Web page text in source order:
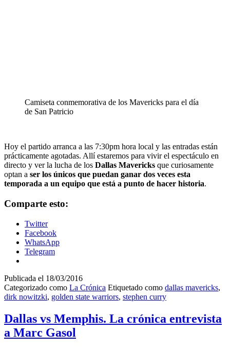
Camiseta conmemorativa de los Mavericks para el día
de San Patricio
Hoy el partido arranca a las 7:30pm hora local y las entradas están
prácticamente agotadas. Allí estaremos para vivir el espectáculo en
directo y ver la lucha de los Dallas Mavericks que curiosamente
optan a ser los únicos que puedan ganar dos veces esta
temporada a un equipo que está a punto de hacer historia.
Comparte esto:
Twitter
Facebook
WhatsApp
Telegram
Publicada el 18/03/2016
Categorizado como La Crónica Etiquetado como dallas mavericks,
dirk nowitzki, golden state warriors, stephen curry
Dallas vs Memphis. La crónica entrevista
a Marc Gasol